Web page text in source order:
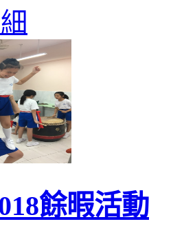
餘暇活動